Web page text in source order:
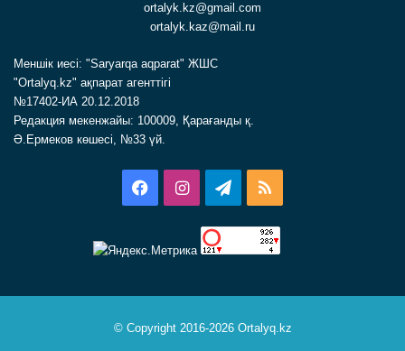
ortalyk.kz@gmail.com
ortalyk.kaz@mail.ru
Меншік иесі: "Saryarqa aqparat" ЖШС
"Ortalyq.kz" ақпарат агенттігі
№17402-ИА 20.12.2018
Редакция мекенжайы: 100009, Қарағанды қ.
Ә.Ермеков көшесі, №33 үй.
FacebookInstagramTelegram
© Copyright 2016-2026 Ortalyq.kz